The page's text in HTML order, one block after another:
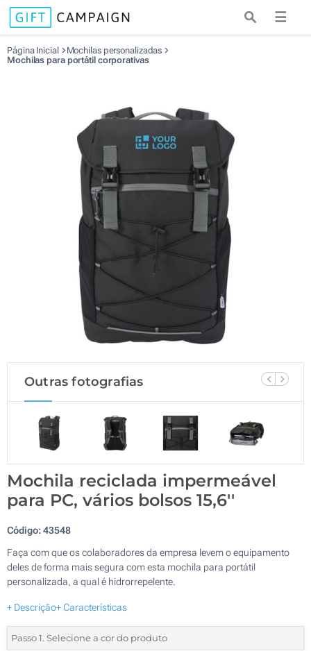
☰
Página Inicial
Mochilas personalizadas
Mochilas para portátil corporativas
Outras fotografias
Mochila reciclada impermeável
para PC, vários bolsos 15,6''
Código:43548
Faça com que os colaboradores da empresa levem o equipamento
deles de forma mais segura com esta mochila para portátil
personalizada, a qual é hidrorrepelente.
+ Descrição+ Características
Passo 1. Selecione a cor do produto